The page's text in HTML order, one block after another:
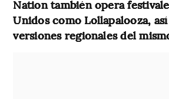
Nation también opera
Unidos como Lollapalooza,
versiones regionales del